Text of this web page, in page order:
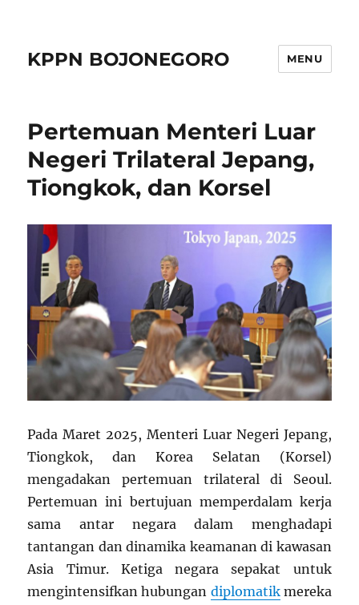
KPPN BOJONEGORO MENU
Pertemuan Menteri Luar
Negeri Trilateral Jepang,
Tiongkok, dan Korsel
Pada Maret 2025, Menteri Luar Negeri Jepang,
Tiongkok, dan Korea Selatan (Korsel)
mengadakan pertemuan trilateral di Seoul.
Pertemuan ini bertujuan memperdalam kerja
sama antar negara dalam menghadapi
tantangan dan dinamika keamanan di kawasan
Asia Timur. Ketiga negara sepakat untuk
mengintensifkan hubungan diplomatikmereka